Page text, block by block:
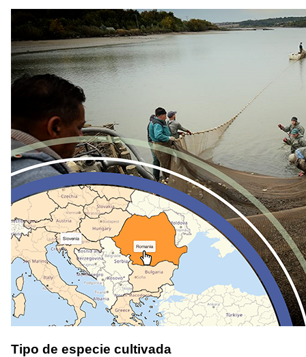
Tipo de especie cultivada